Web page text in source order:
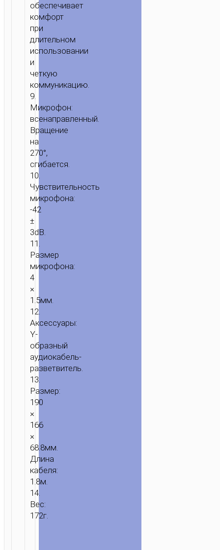
обеспечивает
комфорт
при
длительном
использовании
и
четкую
коммуникацию.
9.
Микрофон:
всенаправленный.
Вращение
на
270°,
сгибается.
10.
Чувствительность
микрофона:
-42
±
3dB.
11.
Размер
микрофона:
4
×
1.5мм.
12.
Аксессуары:
Y-
образный
аудиокабель-
разветвитель.
13.
Размер:
190
×
166
×
68.8мм.
Длина
кабеля:
1.8м.
14.
Вес:
172г.